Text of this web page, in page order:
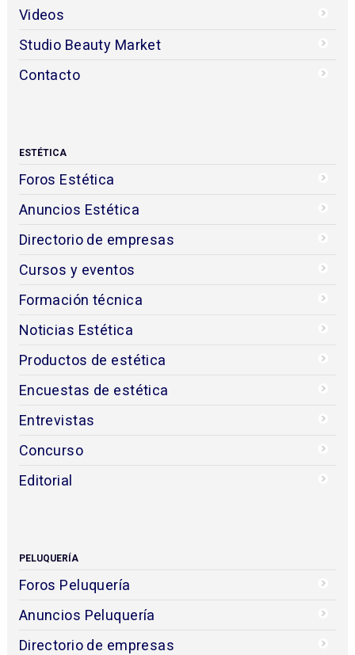
Videos
Studio Beauty Market
Contacto
ESTÉTICA
Foros Estética
Anuncios Estética
Directorio de empresas
Cursos y eventos
Formación técnica
Noticias Estética
Productos de estética
Encuestas de estética
Entrevistas
Concurso
Editorial
PELUQUERÍA
Foros Peluquería
Anuncios Peluquería
Directorio de empresas